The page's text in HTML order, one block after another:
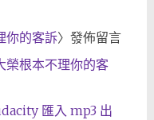
你的客訴〉發佈留言
榮根本不理你的客
匯入 mp3 出